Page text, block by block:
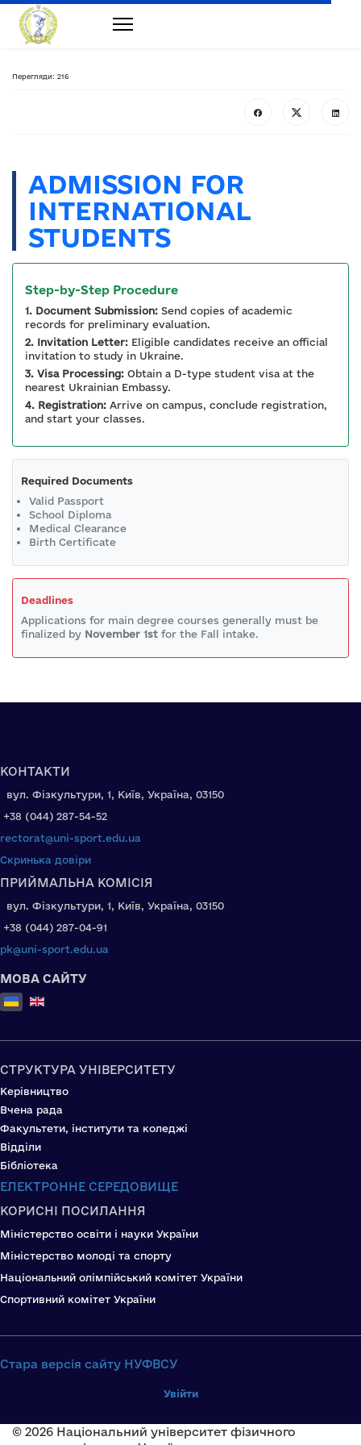
Перегляди: 216
ADMISSION FOR
INTERNATIONAL
STUDENTS
Step-by-Step Procedure
1. Document Submission: Send copies of academic
records for preliminary evaluation.
2. Invitation Letter: Eligible candidates receive an official
invitation to study in Ukraine.
3. Visa Processing: Obtain a D-type student visa at the
nearest Ukrainian Embassy.
4. Registration: Arrive on campus, conclude registration,
and start your classes.
Required Documents
Valid Passport
School Diploma
Medical Clearance
Birth Certificate
Deadlines
Applications for main degree courses generally must be
finalized by November 1st for the Fall intake.
КОНТАКТИ
вул. Фізкультури, 1, Київ, Україна, 03150
+38 (044) 287-54-52
rectorat@uni-sport.edu.ua
Скринька довіри
ПРИЙМАЛЬНА КОМІСІЯ
вул. Фізкультури, 1, Київ, Україна, 03150
+38 (044) 287-04-91
pk@uni-sport.edu.ua
МОВА САЙТУ
Оберіть свою мову
СТРУКТУРА УНІВЕРСИТЕТУ
Керівництво
Вчена рада
Факультети, інститути та коледжі
Відділи
Бібліотека
ЕЛЕКТРОННЕ СЕРЕДОВИЩЕ
КОРИСНІ ПОСИЛАННЯ
Міністерство освіти і науки України
Міністерство молоді та спорту
Національний олімпійський комітет України
Спортивний комітет України
Стара версія сайту НУФВСУ
Увійти
© 2026 Національний університет фізичного